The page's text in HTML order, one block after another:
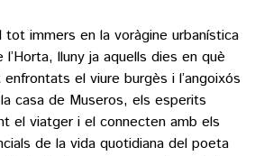
tot immers en la voràgine urbanística
lluny ja aquells dies en què
el viure burgès i l’angoixós
casa de Museros, els esperits
el viatger i el connecten amb els
de la vida quotidiana del poeta